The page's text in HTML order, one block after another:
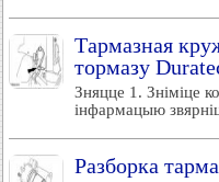
Тармазная
тормазу
Зняцце 1. Зніміце
інфармацыю
Разборка